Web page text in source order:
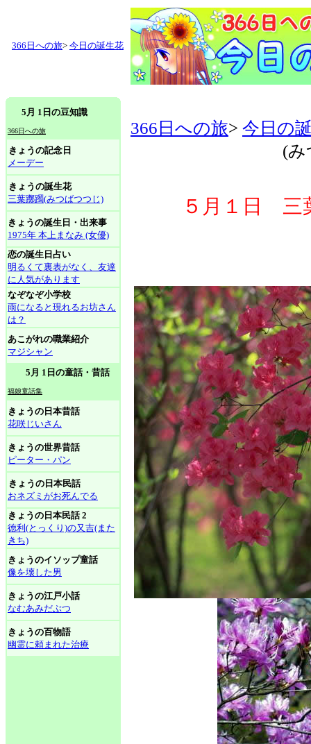
366日への旅> 今日の誕生花
5月 1日の豆知識
366日への旅
きょうの記念日
メーデー
きょうの誕生花
三葉躑躅(みつばつつじ)
きょうの誕生日・出来事
1975年 本上まなみ (女優)
恋の誕生日占い
明るくて裏表がなく、友達
に人気があります
なぞなぞ小学校
雨になると現れるお坊さん
は？
あこがれの職業紹介
マジシャン
5月 1日の童話・昔話
福娘童話集
きょうの日本昔話
花咲じいさん
きょうの世界昔話
ピーター・パン
きょうの日本民話
おネズミがお死んでる
きょうの日本民話 2
徳利(とっくり)の又吉(また
きち)
きょうのイソップ童話
像を壊した男
きょうの江戸小話
なむあみだぶつ
きょうの百物語
幽霊に頼まれた治療
366日への旅> 今日の
(み
５月１日 三